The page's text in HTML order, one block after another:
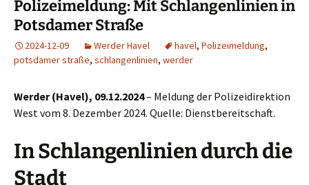
Polizeimeldung: Mit Schlangenlinien in
Potsdamer Straße
2024-12-09 Werder Havel havel, Polizeimeldung,
potsdamer straße, schlangenlinien, werder
Werder (Havel), 09.12.2024– Meldung der Polizeidirektion
West vom 8. Dezember 2024. Quelle: Dienstbereitschaft.
In Schlangenlinien durch die
Stadt